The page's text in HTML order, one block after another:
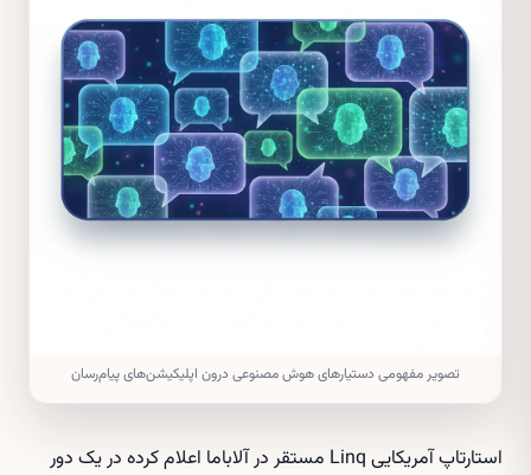
تصویر مفهومی دستیارهای هوش مصنوعی درون اپلیکیشن‌های پیام‌رسان
استارتاپ آمریکایی Linq مستقر در آلاباما اعلام کرده در یک دور